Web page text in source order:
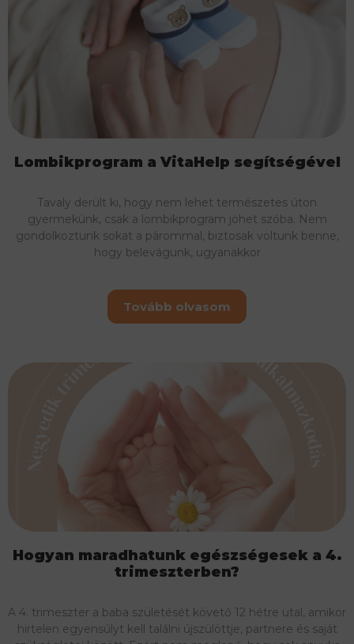
Lombikprogram a VitaHelp segítségével
Tavaly derült ki, hogy nem lehet természetes úton
gyermekünk, csak a lombikprogram jöhet szóba. Nem
gondolkoztunk sokat a párommal, biztosak voltunk benne,
hogy belevágunk, ugyanakkor
Tovább olvasom
Hogyan maradhatunk egészségesek a 4.
trimeszterben?
A 4. trimeszter a baba születését követő 12 hétre utal, amikor
hirtelen egyensúlyt kell találni újszülöttje, partnere és saját